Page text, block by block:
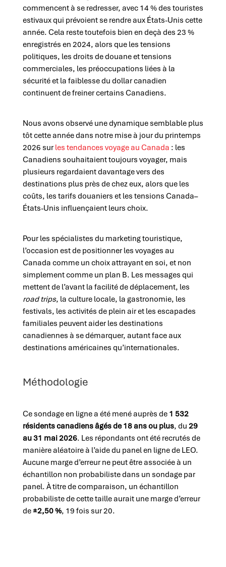
commencent à se redresser, avec 14 % des touristes
estivaux qui prévoient se rendre aux États-Unis cette
année. Cela reste toutefois bien en deçà des 23 %
enregistrés en 2024, alors que les tensions
politiques, les droits de douane et tensions
commerciales, les préoccupations liées à la
sécurité et la faiblesse du dollar canadien
continuent de freiner certains Canadiens.
Nous avons observé une dynamique semblable plus
tôt cette année dans notre mise à jour du printemps
2026 sur les tendances voyage au Canada : les
Canadiens souhaitaient toujours voyager, mais
plusieurs regardaient davantage vers des
destinations plus près de chez eux, alors que les
coûts, les tarifs douaniers et les tensions Canada–
États-Unis influençaient leurs choix.
Pour les spécialistes du marketing touristique,
l’occasion est de positionner les voyages au
Canada comme un choix attrayant en soi, et non
simplement comme un plan B. Les messages qui
mettent de l’avant la facilité de déplacement, les
road trips, la culture locale, la gastronomie, les
festivals, les activités de plein air et les escapades
familiales peuvent aider les destinations
canadiennes à se démarquer, autant face aux
destinations américaines qu’internationales.
Méthodologie
Ce sondage en ligne a été mené auprès de 1 532
résidents canadiens âgés de 18 ans ou plus, du 29
au 31 mai 2026. Les répondants ont été recrutés de
manière aléatoire à l’aide du panel en ligne de LEO.
Aucune marge d’erreur ne peut être associée à un
échantillon non probabiliste dans un sondage par
panel. À titre de comparaison, un échantillon
probabiliste de cette taille aurait une marge d’erreur
de±2,50 %, 19 fois sur 20.